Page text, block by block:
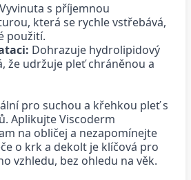
Vyvinuta s příjemnou
která se rychle vstřebává,
použití.
Dohrazuje hydrolipidový
že udržuje pleť chráněnou a
pro suchou a křehkou pleť s
Aplikujte Viscoderm
na obličej a nezapomínejte
o krk a dekolt je klíčová pro
vzhledu, bez ohledu na věk.